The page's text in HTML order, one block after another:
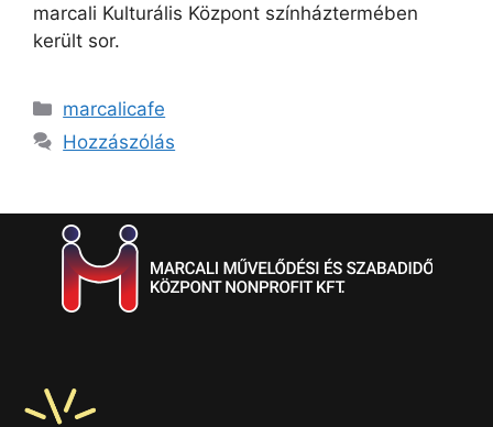
marcali Kulturális Központ színháztermében
került sor.
marcalicafe
Hozzászólás